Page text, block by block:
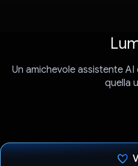
Un amichevole assistente
quella